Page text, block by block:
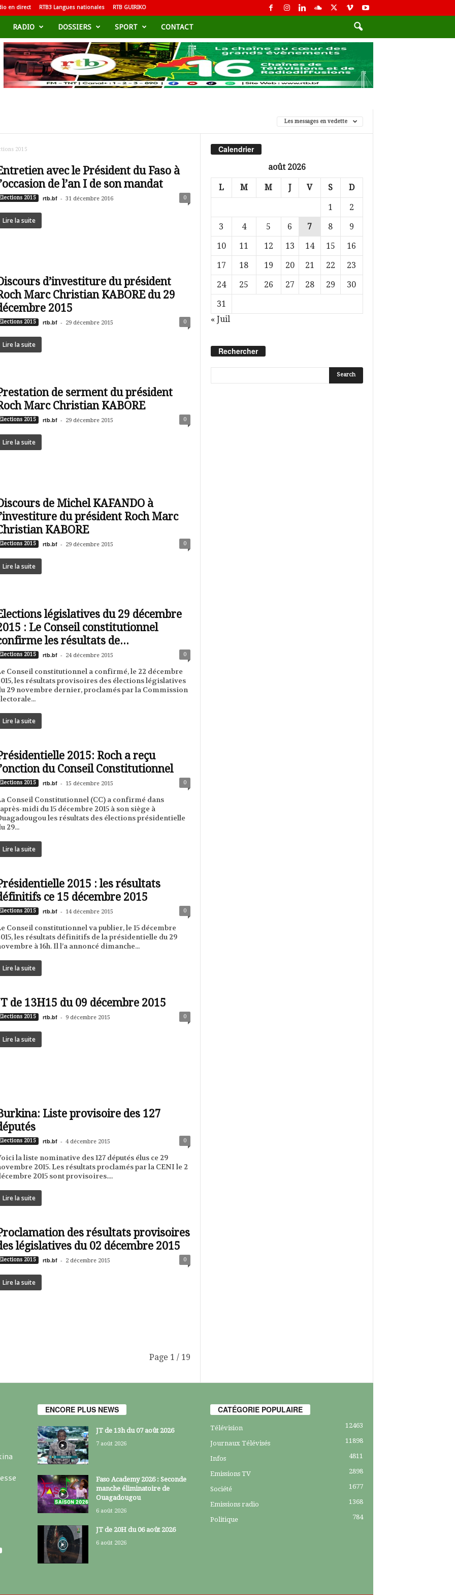
en direct RTB3 Langues nationales RTB GUIRIKO
RADIO DOSSIERS SPORT CONTACT
Les messages en vedette
2015
avec le Président du Faso à
de l’an I de son mandat
2015 rtb.bf - 31 décembre 2016 0
Lire la suite
d’investiture du président
Marc Christian KABORE du 29
2015
2015 rtb.bf - 29 décembre 2015 0
Lire la suite
de serment du président
Marc Christian KABORE
2015 rtb.bf - 29 décembre 2015 0
Lire la suite
de Michel KAFANDO à
du président Roch Marc
KABORE
2015 rtb.bf - 29 décembre 2015 0
Lire la suite
législatives du 29 décembre
: Le Conseil constitutionnel
les résultats de...
2015 rtb.bf - 24 décembre 2015 0
Conseil constitutionnel a confirmé, le 22 décembre
les résultats provisoires des élections législatives
29 novembre dernier, proclamés par la Commission
Lire la suite
2015: Roch a reçu
du Conseil Constitutionnel
2015 rtb.bf - 15 décembre 2015 0
Conseil Constitutionnel (CC) a confirmé dans
midi du 15 décembre 2015 à son siège à
les résultats des élections présidentielle
29...
Lire la suite
2015 : les résultats
ce 15 décembre 2015
2015 rtb.bf - 14 décembre 2015 0
Conseil constitutionnel va publier, le 15 décembre
les résultats définitifs de la présidentielle du 29
à 16h. Il l’a annoncé dimanche...
Lire la suite
de 13H15 du 09 décembre 2015
2015 rtb.bf - 9 décembre 2015 0
Lire la suite
Liste provisoire des 127
2015 rtb.bf - 4 décembre 2015 0
la liste nominative des 127 députés élus ce 29
2015. Les résultats proclamés par la CENI le 2
2015 sont provisoires....
Lire la suite
des résultats provisoires
législatives du 02 décembre 2015
2015 rtb.bf - 2 décembre 2015 0
Lire la suite
Page 1 / 19
Calendrier
août 2026
L M M J V S D
1
2
3
4 5 6 7 8
9
10
11 12 13 14 15
16
17
18 19 20 21 22
23
24
25 26 27 28 29
30
31
« Juil
Rechercher
ENCORE PLUS NEWS
JT de 13h du 07 août 2026
7 août 2026
Faso Academy 2026 : Seconde
manche éliminatoire de
Ouagadougou
6 août 2026
JT de 20H du 06 août 2026
6 août 2026
CATÉGORIE POPULAIRE
Télévision 12463
Journaux Télévisés 11898
Infos 4811
Emissions TV 2898
Société 1677
Emissions radio 1368
Politique 784